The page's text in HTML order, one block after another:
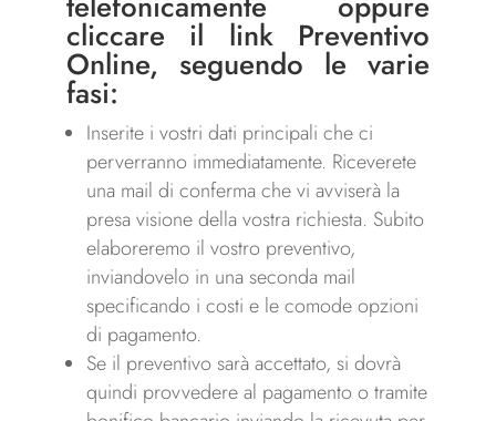
cliccare il link Preventivo
Online, seguendo le varie
fasi:
Inserite i vostri dati principali che ci
perverranno immediatamente. Riceverete
una mail di conferma che vi avviserà la
presa visione della vostra richiesta. Subito
elaboreremo il vostro preventivo,
inviandovelo in una seconda mail
specificando i costi e le comode opzioni
di pagamento.
Se il preventivo sarà accettato, si dovrà
quindi provvedere al pagamento o tramite